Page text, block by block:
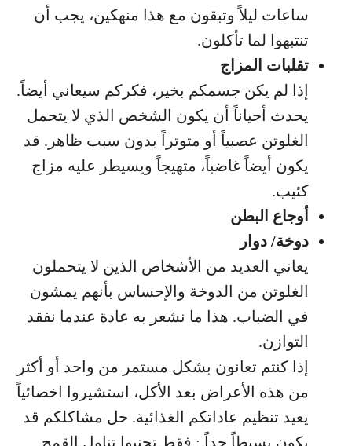
ساعات ليلاً وتبقون مع هذا منهكين، يجب أن
تنتبهوا لما تأكلون.
تقلبات المزاج
إذا لم يكن جسمكم بخير، فكركم سيعاني أيضاً.
يحدث أحياناً أن يكون الشخص الذي لا يتحمل
الغلوتن عصبياً أو متوتراً بدون سبب ظاهر. قد
يكون أيضاً غاضباً، متهيجاً ويسيطر عليه مزاج
كئيب.
أوجاع البطن
دوخة/ دوار
يعاني العديد من الأشخاص الذين لا يتحملون
الغلوتن من الدوخة والإحساس بأنهم يمشون
في الضباب. هذا ما نشعر به عادة عندما نفقد
التوازن.
إذا كنتم تعانون بشكل مستمر من واحد أو أكثر
من هذه الأعراض بعد الأكل، استشيروا اخصائياً
يعيد تنظيم عاداتكم الغذائية. حل مشاكلكم قد
يكون بسيطاً جداً : فقط تجنبوا تناول القمح.